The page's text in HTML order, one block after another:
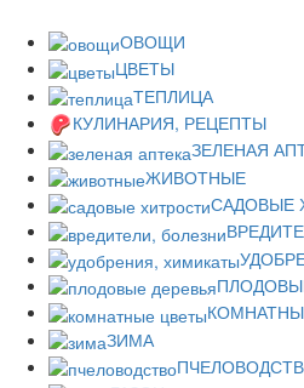
ОВОЩИ
ЦВЕТЫ
ТЕПЛИЦА
КУЛИНАРИЯ, РЕЦЕПТЫ
ЗЕЛЕНАЯ
ЖИВОТНЫЕ
САДОВЫЕ
ЗИМА